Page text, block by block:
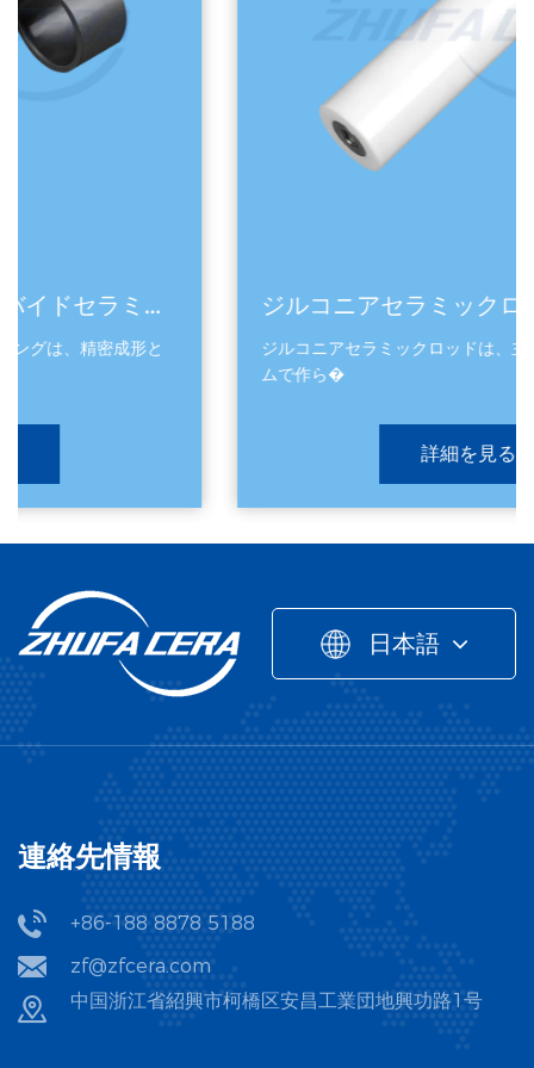
ジルコニアセラミックロッド
ジルコニアセラミックロッドは、主に酸化ジルコニウ
日本語
連絡先情報
+86-188 8878 5188
zf@zfcera.com
中国浙江省紹興市柯橋区安昌工業団地興功路1号